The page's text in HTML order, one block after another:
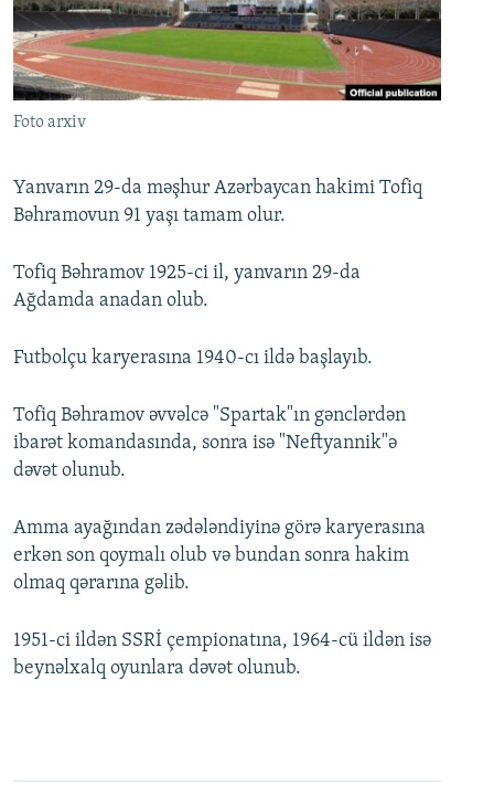
İNFOQRAFIKA
KARIKATURA
AZƏRBAYCAN ƏDƏBIYYATI KITABXANASI
İSLAM VƏ DEMOKRATIYA
MISSIYAMIZ
PEŞƏ ETIKASI VƏ JURNALISTIKA STANDARTLARIMIZ
BIZIMLƏ ƏLAQƏ
XƏBƏR BÜLLETENLƏRIMIZ
BIZI IZLƏ
Foto arxiv
Yanvarın 29-da məşhur Azərbaycan hakimi Tofiq
Bəhramovun 91 yaşı tamam olur.
Tofiq Bəhramov 1925-ci il, yanvarın 29-da
Ağdamda anadan olub.
Futbolçu karyerasına 1940-cı ildə başlayıb.
Tofiq Bəhramov əvvəlcə "Spartak"ın gənclərdən
ibarət komandasında, sonra isə "Neftyannik"ə
dəvət olunub.
Amma ayağından zədələndiyinə görə karyerasına
erkən son qoymalı olub və bundan sonra hakim
olmaq qərarına gəlib.
1951-ci ildən SSRİ çempionatına, 1964-cü ildən isə
beynəlxalq oyunlara dəvət olunub.